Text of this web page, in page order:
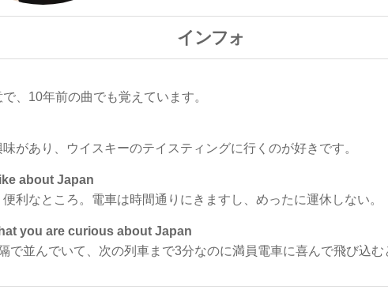
インフォ
、10年前の曲でも覚えています。
があり、ウイスキーのテイスティングに行くのが好きです。
about Japan
利なところ。電車は時間通りにきますし、めったに運休しない。
you are curious about Japan
で並んでいて、次の列車まで3分なのに満員電車に喜んで飛び込む